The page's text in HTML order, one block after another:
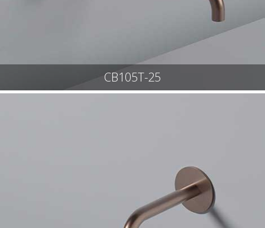
CB105T-25